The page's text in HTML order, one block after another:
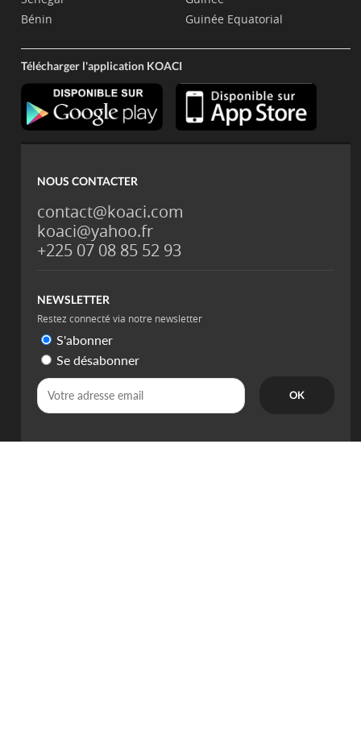
Bénin
Guinée Equatorial
Télécharger l'application KOACI
NOUS CONTACTER
contact@koaci.com
koaci@yahoo.fr
+225 07 08 85 52 93
NEWSLETTER
Restez connecté via notre newsletter
S'abonner
Se désabonner